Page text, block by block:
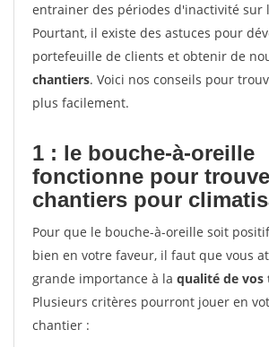
entrainer des périodes d'inactivité sur
Pourtant, il existe des astuces pour
portefeuille de clients et obtenir de
chantiers. Voici nos conseils pour
plus facilement.
1 : le bouche-à-oreille
fonctionne pour
chantiers pour
Pour que le bouche-à-oreille soit
bien en votre faveur, il faut que vous
grande importance à la qualité de vos
Plusieurs critères pourront jouer en
chantier :